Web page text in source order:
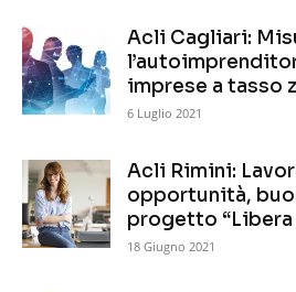
Acli Cagliari:
imprese a tasso
6 Luglio 2021
Acli Rimini:
opportunità,
progetto “Libera
18 Giugno 2021